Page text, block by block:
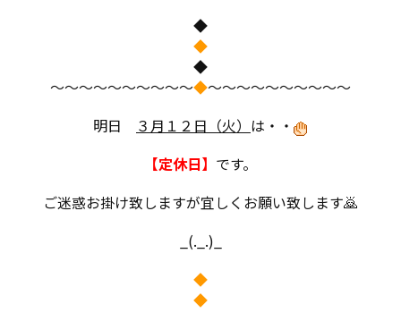
◆
◆
◆
～～～～～～～～～～◆～～～～～～～～～～
明日
３月１２日（火） は・・
【定休日】 です。
ご迷惑お掛け致しますが宜しくお願い致します🙇
_(._.)_
◆
◆